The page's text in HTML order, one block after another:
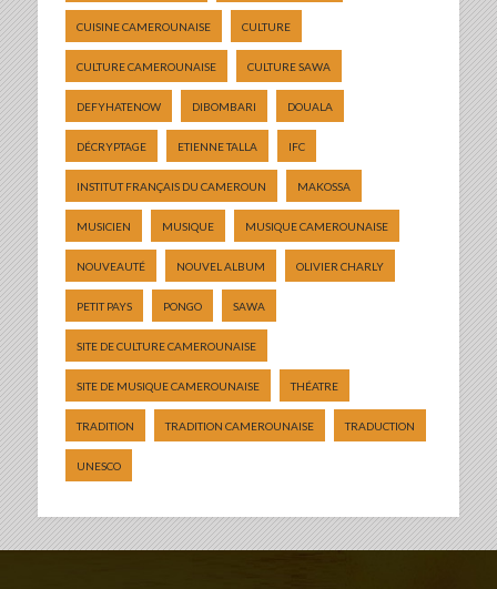
CUISINE CAMEROUNAISE CULTURE
CULTURE CAMEROUNAISE CULTURE SAWA
DEFYHATENOW DIBOMBARI DOUALA
DÉCRYPTAGE ETIENNE TALLA IFC
INSTITUT FRANÇAIS DU CAMEROUN MAKOSSA
MUSICIEN MUSIQUE MUSIQUE CAMEROUNAISE
NOUVEAUTÉ NOUVEL ALBUM OLIVIER CHARLY
PETIT PAYS PONGO SAWA
SITE DE CULTURE CAMEROUNAISE
SITE DE MUSIQUE CAMEROUNAISE THÉATRE
TRADITION TRADITION CAMEROUNAISE TRADUCTION
UNESCO